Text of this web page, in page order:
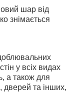
шар від
знімається
у всіх видах
а також для
дверей та інших,